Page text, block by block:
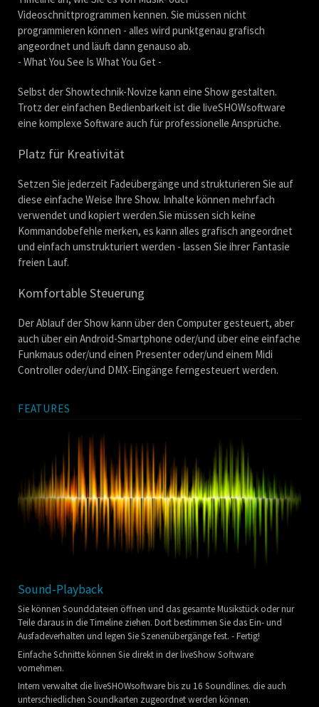
Videoschnittprogrammen kennen. Sie müssen nicht
programmieren können - alles wird punktgenau grafisch
angeordnet und läuft dann genauso ab.
- What You See Is What You Get -
Selbst der Showtechnik-Novize kann eine Show gestalten.
Trotz der einfachen Bedienbarkeit ist die liveSHOWsoftware
eine komplexe Software auch für professionelle Ansprüche.
Platz für Kreativität
Setzen Sie jederzeit Fadeübergänge und strukturieren Sie auf
diese einfache Weise Ihre Show. Inhalte können mehrfach
verwendet und kopiert werden.Sie müssen sich keine
Kommandobefehle merken, es kann alles grafisch angeordnet
und einfach umstrukturiert werden - lassen Sie ihrer Fantasie
freien Lauf.
Komfortable Steuerung
Der Ablauf der Show kann über den Computer gesteuert, aber
auch über ein Android-Smartphone oder/und über eine einfache
Funkmaus oder/und einen Presenter oder/und einem Midi
Controller oder/und DMX-Eingänge ferngesteuert werden.
FEATURES
Sound-Playback
Sie können Sounddateien öffnen und das gesamte Musikstück oder nur
Teile daraus in die Timeline ziehen. Dort bestimmen Sie das Ein- und
Ausfadeverhalten und legen Sie Szenenübergänge fest. - Fertig!
Einfache Schnitte können Sie direkt in der liveShow Software
vornehmen.
Intern verwaltet die liveSHOWsoftware bis zu 16 Soundlines. die auch
unterschiedlichen Soundkarten zugeordnet werden können.